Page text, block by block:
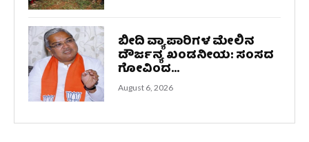
ಬೀದಿ ವ್ಯಾಪಾರಿಗಳ ಮೇಲಿನ
ದೌರ್ಜನ್ಯ ಖಂಡನೀಯ: ಸಂಸದ
ಗೋವಿಂದ...
August 6, 2026